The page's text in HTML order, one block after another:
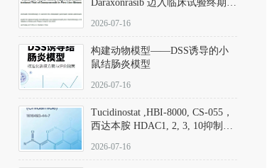
Daraxonrasib 迈入临床试验终期阶
2026-07-16
构建动物模型——DSS诱导的小
鼠结肠炎模型
2026-07-16
Tucidinostat ,HBI-8000, CS-055，
西达本胺 HDAC1, 2, 3, 10抑制剂
D808567) - DKM活性分子
2026-07-16